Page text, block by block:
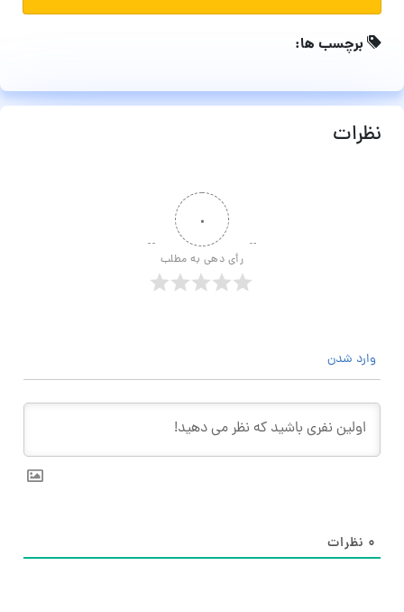
برچسب ها:
نظرات
۰
رأی دهی به مطلب
وارد شدن
۰ نظرات